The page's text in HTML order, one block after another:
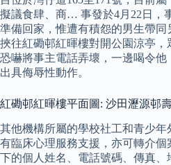
擬議食肆、商… 事發於4月22日，
準備回家，惟遭有積怨的男生帶同
挾往紅磡邨紅暉樓對開公園涼亭，
恐嚇將事主電話弄壞，一邊喝令他
出具侮辱性動作。
紅磡邨紅暉樓平面圖: 沙田瀝源邨
其他機構所屬的學校社工和青少年
有臨床心理服務支援，亦可轉介個
下的個人姓名、電話號碼、傳真、